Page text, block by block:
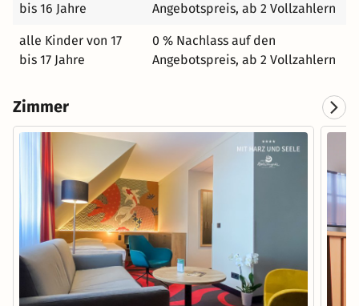
bis 16 Jahre
Angebotspreis, ab 2 Vollzahlern
alle Kinder von 17
bis 17 Jahre
0 % Nachlass auf den
Angebotspreis, ab 2 Vollzahlern
Zimmer